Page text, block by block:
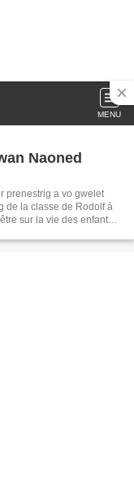
MENU
Naoned
a vo gwelet
de la classe de Rodolf à
sur la vie des enfants à